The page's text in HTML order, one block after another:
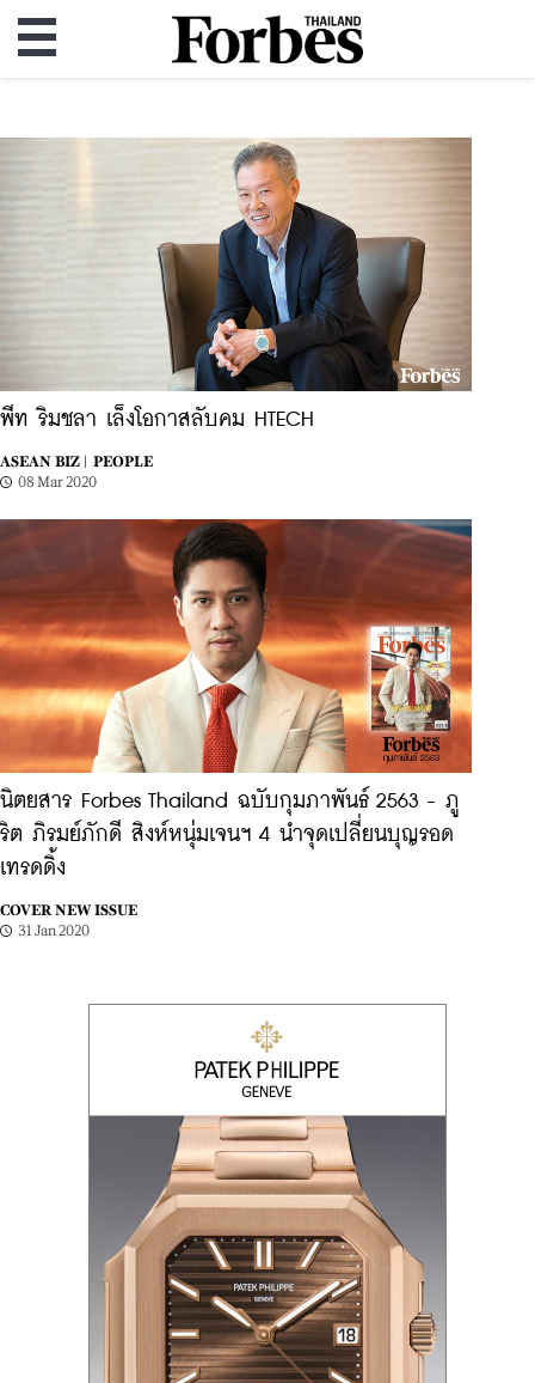
พีท ริมชลา เล็งโอกาสลับคม HTECH
ASEAN BIZ |
PEOPLE
08 Mar 2020
นิตยสาร Forbes Thailand ฉบับกุมภาพันธ์ 2563 - ภู
ริต ภิรมย์ภักดี สิงห์หนุ่มเจนฯ 4 นำจุดเปลี่ยนบุญรอด
เทรดดิ้ง
COVER NEW ISSUE
31 Jan 2020